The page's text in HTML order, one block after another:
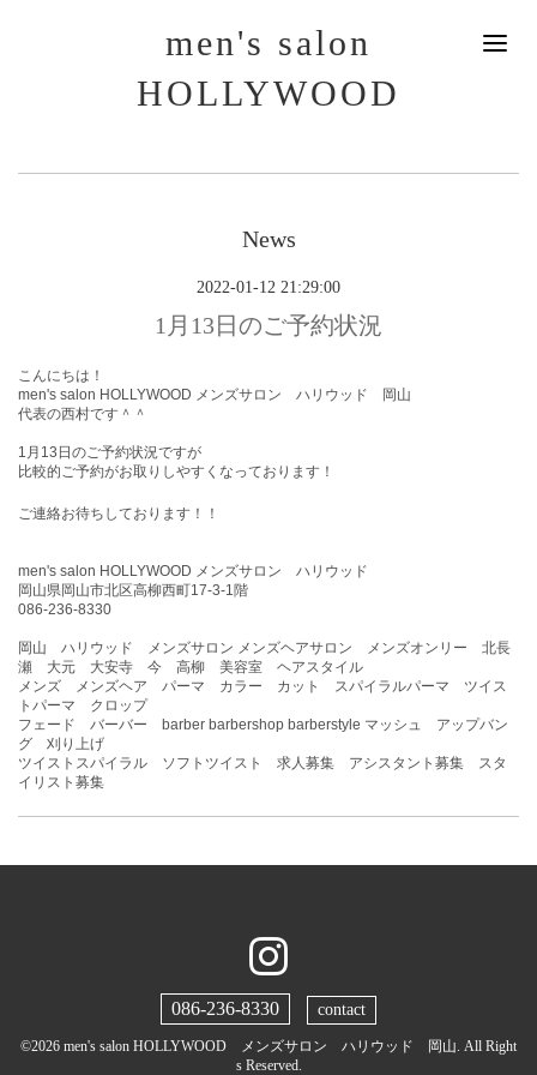
men's salon
HOLLYWOOD
News
2022-01-12 21:29:00
1月13日のご予約状況
こんにちは！
men's salon HOLLYWOOD メンズサロン ハリウッド 岡山
代表の西村です＾＾
1月13 日のご予約状況ですが
比較的ご予約がお取りしやすくなっております！
ご連絡お待ちしております！！
men's salon HOLLYWOOD メンズサロン ハリウッド
岡山県岡山市北区高柳西町17-3-1階
086-236-8330
岡山 ハリウッド メンズサロン メンズヘアサロン メンズオンリー 北長
瀬 大元 大安寺 今 高柳 美容室 ヘアスタイル
メンズ メンズヘア パーマ カラー カット スパイラルパーマ ツイス
トパーマ クロップ
フェード バーバー barber barbershop barberstyle マッシュ アップバン
グ 刈り上げ
ツイストスパイラル ソフトツイスト 求人募集 アシスタント募集 スタ
イリスト募集
086-236-8330 contact
©2026 men's salon HOLLYWOOD メンズサロン ハリウッド 岡山. All Right
s Reserved.